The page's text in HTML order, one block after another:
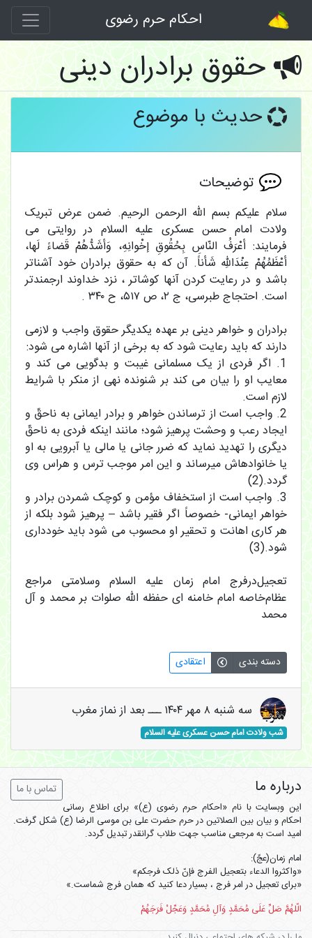
احکام حرم رضوی
حقوق برادران دینی
حدیث با موضوع
توضیحات
سلام علیکم بسم الله الرحمن الرحیم. ضمن عرض تبریک
ولادت امام حسن عسکری علیه السلام در روایتی می
فرمایند: أعْرَفُ النّاسِ بِحُقُوقِ إخْوانِهِ، وَأشَدُّهُمْ قَضاءً لَها،
أعْظَمُهُمْ عِنْدَاللهِ شَأناً. آن که به حقوق برادران خود آشناتر
باشد و در رعایت کردن آنها کوشاتر ، نزد خداوند ارجمندتر
است. احتجاج طبرسی، ج ۲، ص ۵۱۷، ح ۳۴۰ .
برادران و خواهر دینی بر عهده یکدیگر حقوق واجب و لازمی
دارند که باید رعایت شود که به برخی از آنها اشاره می شود:
1. اگر فردی از یک مسلمانی غیبت و بدگویی می کند و
معایب او را بیان می کند بر شنونده نهی از منکر با شرایط
لازم است.
2. واجب است از ترساندن خواهر و برادر ایمانی به ناحقّ و
ایجاد رعب و وحشت پرهیز شود؛ مانند اینکه فردی به ناحقّ
دیگری را تهدید نماید که ضرر جانی یا مالی یا آبرویی به او
یا خانوادهاش میرساند و این امر موجب ترس و هراس وی
گردد.(2)
3. واجب است از استخفاف مؤمن و کوچک شمردن برادر و
خواهر ایمانی- خصوصاً اگر فقیر باشد – پرهیز شود بلکه از
هر کاری اهانت و تحقیر او محسوب می شود باید خودداری
شود.(3)
تعجیل‌در‌فرج امام زمان علیه السلام و‌سلامتی مراجع‌
عظام‌خاصه امام خامنه ای حفظه الله صلوات بر محمد و آل
محمد
اعتقادی دسته بندی
سه شنبه ۸ مهر ۱۴۰۴ ـــ بعد از نماز مغرب
شب ولادت امام حسن عسکری علیه السلام
درباره ما تماس با ما
این وبسایت با نام «احکام حرم رضوی (ع)» برای اطلاع رسانی
احکام و بیان بین الصلاتین در حرم حضرت علی بن موسی الرضا (ع) شکل گرفت.
امید است به مرجعی مناسب جهت طلاب گرانقدر تبدیل گردد.
امام زمان(عجّ):
«واکثروا الدعاء بتعجیل الفرج فإنّ ذلک فرجکم»
«برای تعجیل در امر فرج ، بسیار دعا کنید که همان فرج شماست.»
الّلهُمَّ صَلِّ عَلَی مُحَمَّدٍ وَآلِ مُحَمَّدٍ وَعَجِّلْ فَرَجَهُمْ